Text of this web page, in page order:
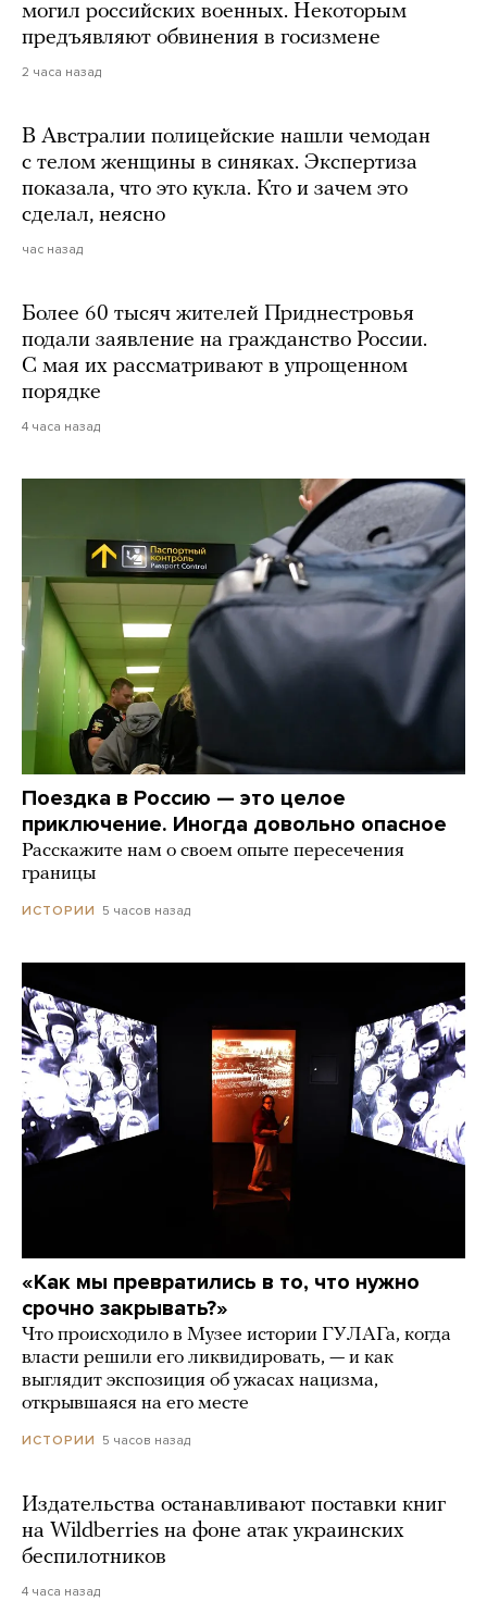
могил российских военных. Некоторым
предъявляют обвинения в госизмене
2 часа назад
В Австралии полицейские нашли чемодан
с телом женщины в синяках. Экспертиза
показала, что это кукла. Кто и зачем это
сделал, неясно
час назад
Более 60 тысяч жителей Приднестровья
подали заявление на гражданство России.
С мая их рассматривают в упрощенном
порядке
4 часа назад
Поездка в Россию — это целое
приключение. Иногда довольно опасное
Расскажите нам о своем опыте пересечения
границы
ИСТОРИИ 5 часов назад
«Как мы превратились в то, что нужно
срочно закрывать?»
Что происходило в Музее истории ГУЛАГа, когда
власти решили его ликвидировать, — и как
выглядит экспозиция об ужасах нацизма,
открывшаяся на его месте
ИСТОРИИ 5 часов назад
Издательства останавливают поставки книг
на Wildberries на фоне атак украинских
беспилотников
4 часа назад